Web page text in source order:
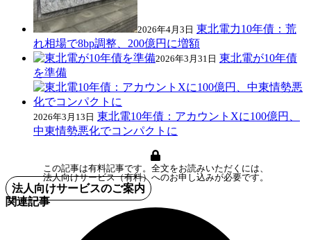
2026年4月3日 東北電力10年債：荒
れ相場で8bp調整、200億円に増額
2026年3月31日 東北電が10年債
を準備
2026年3月13日 東北電10年債：アカウントXに100億円、
中東情勢悪化でコンパクトに
この記事は有料記事です。全文をお読みいただくには、
法人向けサービス（有料）へのお申し込みが必要です。
法人向けサービスのご案内
関連記事